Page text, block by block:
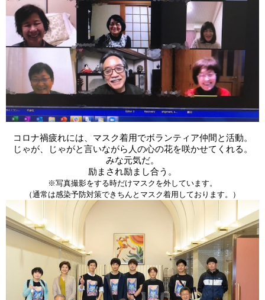
コロナ禍疲れには、マスク着用でボランティア仲間と活動。
じゃが、じゃがと言いながら人の心の花を咲かせてくれる。
みな元気だ。
励まされ励まし合う。
※写真撮影をする時だけマスクを外しています。
（通常は感染予防対策できちんとマスク着用しております。）